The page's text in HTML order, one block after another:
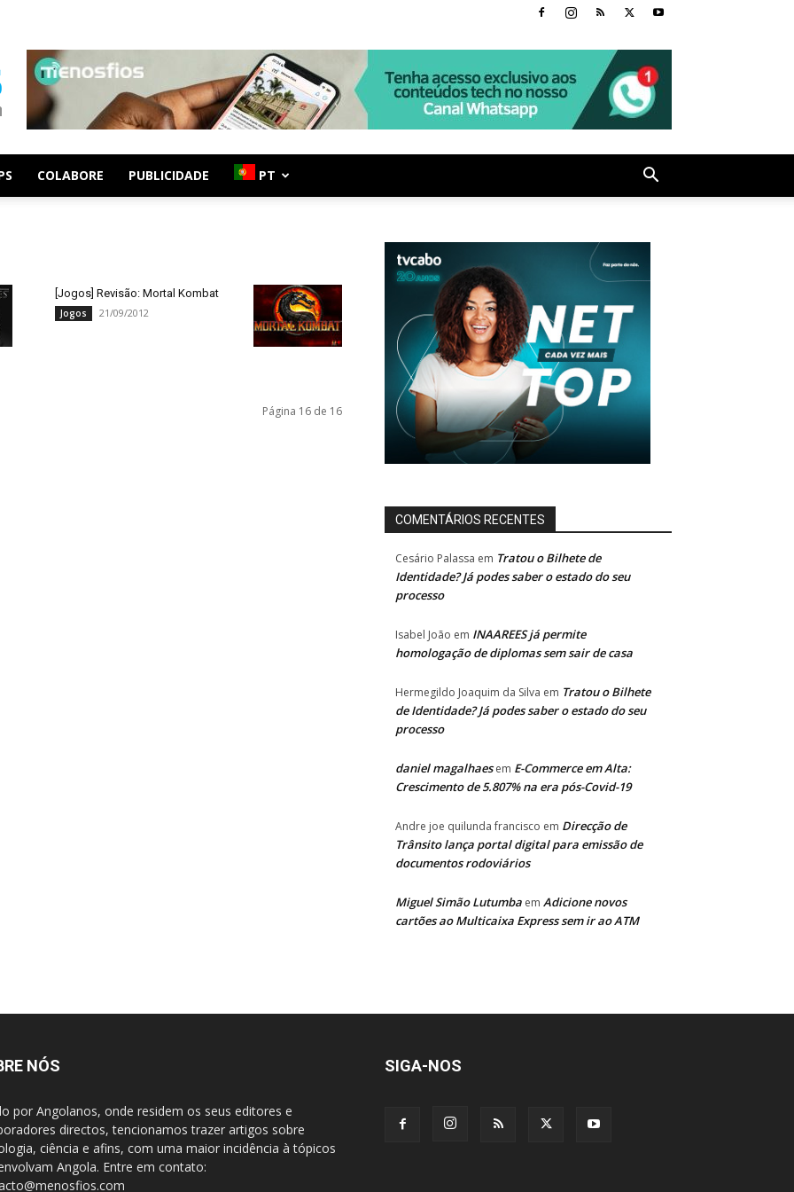
COLABORE PUBLICIDADE PT
[Jogos] Revisão: Mortal Kombat
Jogos 21/09/2012
Página 16 de 16
COMENTÁRIOS RECENTES
Cesário Palassa em Tratou o Bilhete de
Identidade? Já podes saber o estado do seu
processo
Isabel João em INAAREES já permite
homologação de diplomas sem sair de casa
Hermegildo Joaquim da Silva em Tratou o Bilhete
de Identidade? Já podes saber o estado do seu
processo
daniel magalhaesem E-Commerce em Alta:
Crescimento de 5.807% na era pós-Covid-19
Andre joe quilunda francisco em Direcção de
Trânsito lança portal digital para emissão de
documentos rodoviários
Miguel Simão Lutumba em Adicione novos
cartões ao Multicaixa Express sem ir ao ATM
NÓS
por Angolanos, onde residem os seus editores e
directos, tencionamos trazer artigos sobre
ciência e afins, com uma maior incidência à tópicos
Angola. Entre em contato:
SIGA-NOS